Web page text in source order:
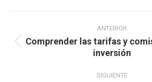
entre
publicaciones
ANTERIOR
Publicación
anterior:
Comprender las tarifas y
inversión
SIGUIENTE